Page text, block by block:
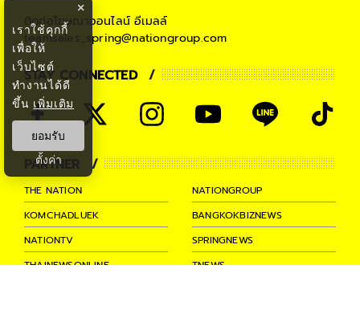
ติดต่อโฆษณาออนไลน์ อีเมลล์
teamsales_spring@nationgroup.com
STAY CONNECTED
PARTNER
THE NATION
NATIONGROUP
KOMCHADLUEK
BANGKOKBIZNEWS
NATIONTV
SPRINGNEWS
THAINEWSONLINE
TNEWS
×
เราใช้คุกกี้
เพื่อให้
เว็บไซต์
ทำงานได้ดี
ขึ้น เพิ่มเติม
ยอมรับ
ตั้งค่า